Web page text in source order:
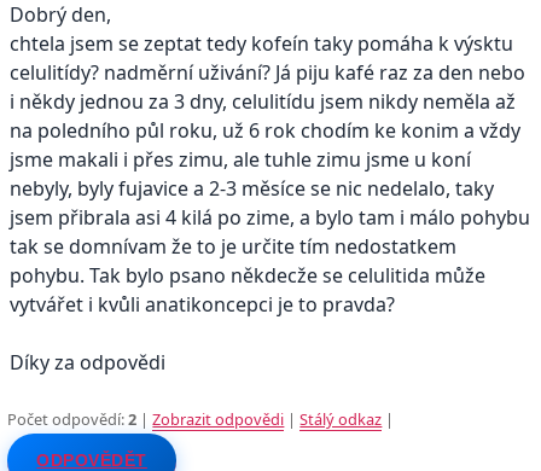
Dobrý den,
chtela jsem se zeptat tedy kofeín taky pomáha k výsktu
celulitídy? nadměrní uživání? Já piju kafé raz za den nebo
i někdy jednou za 3 dny, celulitídu jsem nikdy neměla až
na poledního půl roku, už 6 rok chodím ke konim a vždy
jsme makali i přes zimu, ale tuhle zimu jsme u koní
nebyly, byly fujavice a 2-3 měsíce se nic nedelalo, taky
jsem přibrala asi 4 kilá po zime, a bylo tam i málo pohybu
tak se domnívam že to je určite tím nedostatkem
pohybu. Tak bylo psano někdecže se celulitida může
vytvářet i kvůli anatikoncepci je to pravda?
Díky za odpovědi
Počet odpovědí:2 |Zobrazit odpovědi |Stálý odkaz |
ODPOVĚDĚT